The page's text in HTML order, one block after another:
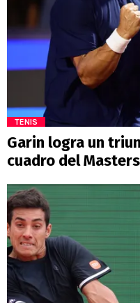
TENIS
Garin logra un
cuadro del